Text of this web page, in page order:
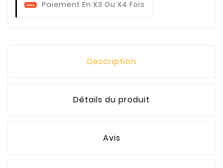
Paiement En X3 Ou X4 Fois
Description
Détails du produit
Avis